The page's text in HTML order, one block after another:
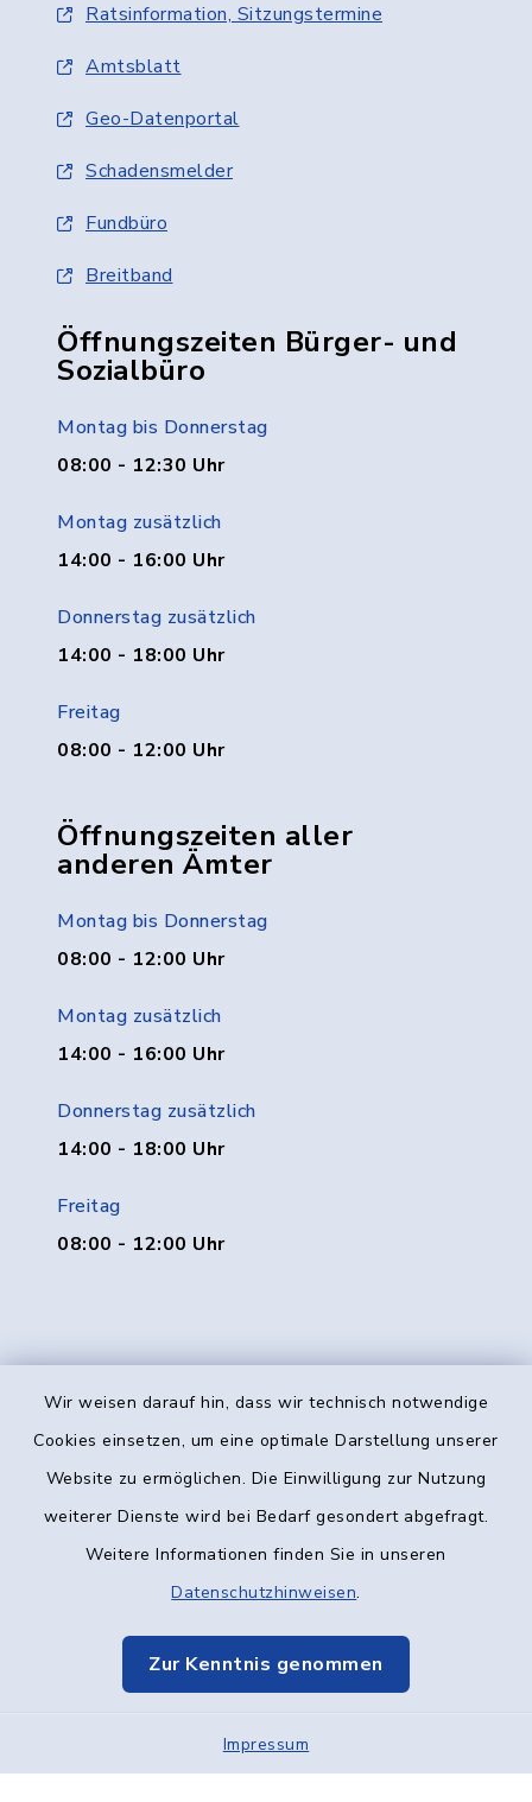
Wir weisen darauf hin, dass wir technisch notwendige
Cookies einsetzen, um eine optimale Darstellung unserer
Website zu ermöglichen. Die Einwilligung zur Nutzung
weiterer Dienste wird bei Bedarf gesondert abgefragt.
Weitere Informationen finden Sie in unseren
Datenschutzhinweisen.
Zur Kenntnis genommen
Impressum
Ratsinformation, Sitzungstermine
Amtsblatt
Geo-Datenportal
Schadensmelder
Fundbüro
Breitband
Öffnungszeiten Bürger- und
Sozialbüro
Montag bis Donnerstag
08:00 - 12:30 Uhr
Montag zusätzlich
14:00 - 16:00 Uhr
Donnerstag zusätzlich
14:00 - 18:00 Uhr
Freitag
08:00 - 12:00 Uhr
Öffnungszeiten aller
anderen Ämter
Montag bis Donnerstag
08:00 - 12:00 Uhr
Montag zusätzlich
14:00 - 16:00 Uhr
Donnerstag zusätzlich
14:00 - 18:00 Uhr
Freitag
08:00 - 12:00 Uhr
Kontakt
Datenschutz
Elektronische Kommunikation
Sitemap